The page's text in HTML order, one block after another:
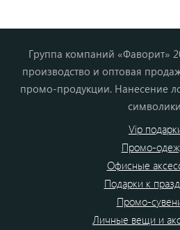
Группа компаний «Фаворит»
производство и оптовая
промо-продукции. Нанесение
Vip
Промо-
Офисные
Подарки к
Промо-
Личные вещи и